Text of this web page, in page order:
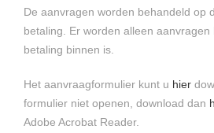
De aanvragen worden behandeld op
betaling. Er worden alleen
betaling binnen is.
Het aanvraagformulier kunt u hier
formulier niet openen, download dan
Adobe Acrobat Reader.